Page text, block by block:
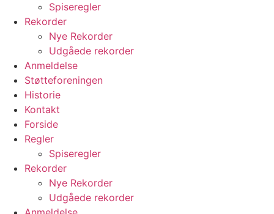
Spiseregler
Rekorder
Nye Rekorder
Udgåede rekorder
Anmeldelse
Støtteforeningen
Historie
Kontakt
Forside
Regler
Spiseregler
Rekorder
Nye Rekorder
Udgåede rekorder